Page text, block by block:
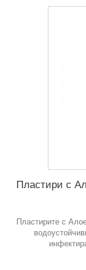
Пластири с
Пластирите с